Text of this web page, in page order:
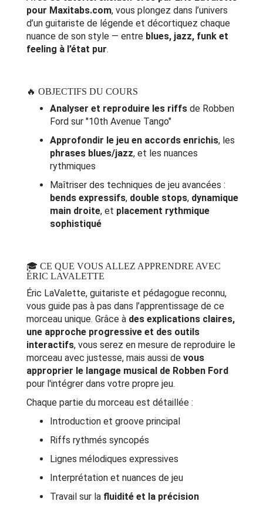
pour Maxitabs.com, vous plongez dans l’univers
d’un guitariste de légende et décortiquez chaque
nuance de son style — entre blues, jazz, funk et
feeling à l’état pur.
🔥 OBJECTIFS DU COURS
Analyser et reproduire les riffs de Robben
Ford sur "10th Avenue Tango"
Approfondir le jeu en accords enrichis, les
phrases blues/jazz, et les nuances
rythmiques
Maîtriser des techniques de jeu avancées :
bends expressifs, double stops, dynamique
main droite, et placement rythmique
sophistiqué
🎓 CE QUE VOUS ALLEZ APPRENDRE AVEC
ÉRIC LAVALETTE
Éric LaValette, guitariste et pédagogue reconnu,
vous guide pas à pas dans l’apprentissage de ce
morceau unique. Grâce à des explications claires,
une approche progressive et des outils
interactifs, vous serez en mesure de reproduire le
morceau avec justesse, mais aussi de vous
approprier le langage musical de Robben Ford
pour l'intégrer dans votre propre jeu.
Chaque partie du morceau est détaillée :
Introduction et groove principal
Riffs rythmés syncopés
Lignes mélodiques expressives
Interprétation et nuances de jeu
Travail sur la fluidité et la précision